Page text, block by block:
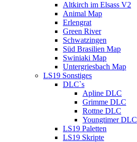
Altkirch im Elsass V2
Animal Map
Erlengrat
Green River
Schwatzingen
Süd Brasilien Map
Swiniaki Map
Untergriesbach Map
LS19 Sonstiges
DLC`s
Apline DLC
Grimme DLC
Rottne DLC
Youngtimer DLC
LS19 Paletten
LS19 Skripte